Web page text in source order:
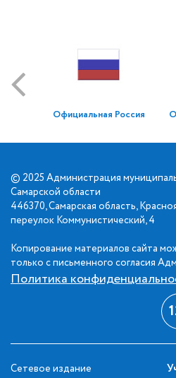
Официальная Россия
© 2025 Администрация
Самарской области
446370, Самарская область,
переулок Коммунистический, 4
Копирование материалов сайта
только с письменного согласия
Политика
Сетевое издание